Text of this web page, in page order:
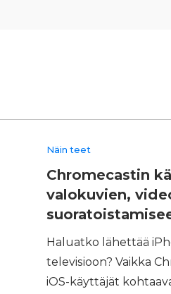
Näin teet
Chromecastin
valokuvien,
Haluatko lähettää
televisioon? Vaikka
iOS-käyttäjät